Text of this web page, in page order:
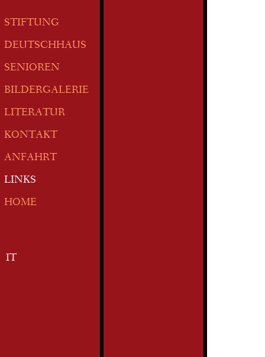
STIFTUNG
DEUTSCHHAUS
SENIOREN
BILDERGALERIE
LITERATUR
KONTAKT
ANFAHRT
LINKS
HOME
IT